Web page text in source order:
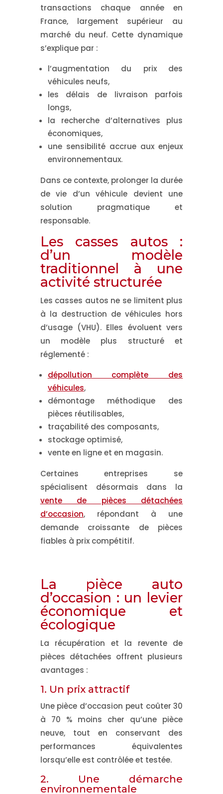
transactions chaque année en
France, largement supérieur au
marché du neuf. Cette dynamique
s’explique par :
l’augmentation du prix des
véhicules neufs,
les délais de livraison parfois
longs,
la recherche d’alternatives plus
économiques,
une sensibilité accrue aux enjeux
environnementaux.
Dans ce contexte, prolonger la durée
de vie d’un véhicule devient une
solution pragmatique et
responsable.
Les casses autos :
d’un modèle
traditionnel à une
activité structurée
Les casses autos ne se limitent plus
à la destruction de véhicules hors
d’usage (VHU). Elles évoluent vers
un modèle plus structuré et
réglementé :
dépollution complète des
véhicules,
démontage méthodique des
pièces réutilisables,
traçabilité des composants,
stockage optimisé,
vente en ligne et en magasin.
Certaines entreprises se
spécialisent désormais dans la
vente de pièces détachées
d’occasion, répondant à une
demande croissante de pièces
fiables à prix compétitif.
La pièce auto
d’occasion : un levier
économique et
écologique
La récupération et la revente de
pièces détachées offrent plusieurs
avantages :
1. Un prix attractif
Une pièce d’occasion peut coûter 30
à 70 % moins cher qu’une pièce
neuve, tout en conservant des
performances équivalentes
lorsqu’elle est contrôlée et testée.
2. Une démarche
environnementale